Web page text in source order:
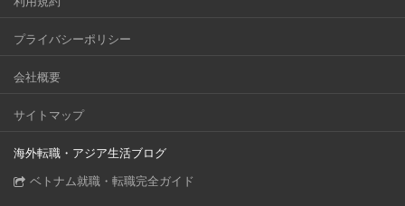
プライバシーポリシー
会社概要
サイトマップ
海外転職・アジア生活ブログ
ベトナム就職・転職完全ガイド